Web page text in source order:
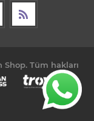
Shop. Tüm hakları